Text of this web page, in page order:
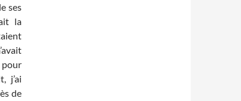
ses
la
pour
j’ai
de